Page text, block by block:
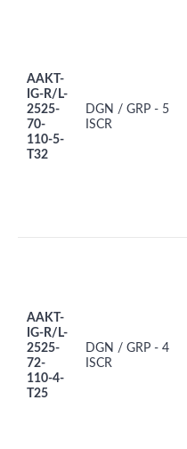
AAKT-
IG-R/L-
2525-
70-
110-5-
T32
DGN / GRP - 5
ISCR
AAKT-
IG-R/L-
2525-
72-
110-4-
T25
DGN / GRP - 4
ISCR